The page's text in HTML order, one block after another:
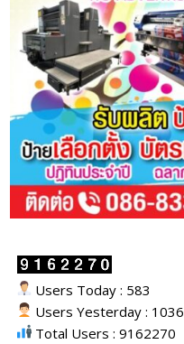
Users Today : 583
Users Yesterday : 1036
Total Users : 9162270